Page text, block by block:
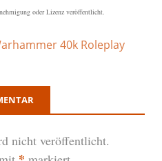
oder Lizenz veröffentlicht.
40k Roleplay
nicht veröffentlicht.